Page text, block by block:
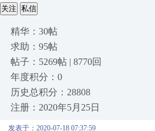
关注 私信
精华：30帖
求助：95帖
帖子：5269帖 | 8770回
年度积分：0
历史总积分：28808
注册：2020年5月25日
发表于：2020-07-18 07:37:59